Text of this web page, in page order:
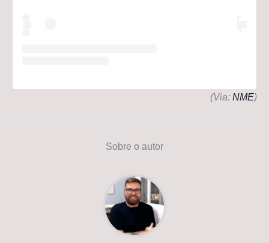
(Via: NME)
Sobre o autor